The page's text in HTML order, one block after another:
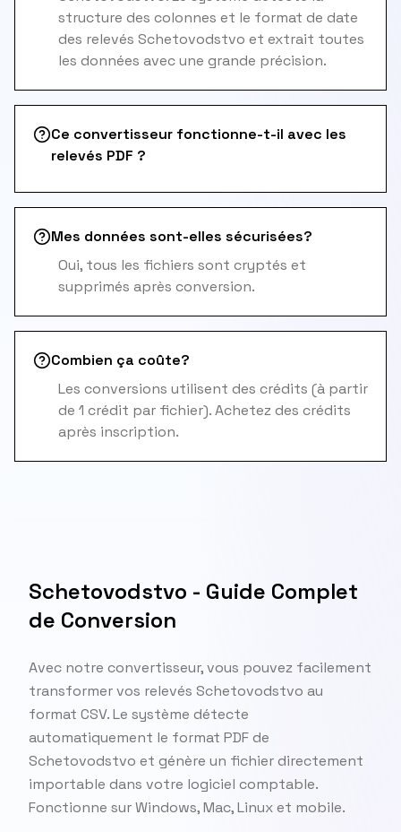
structure des colonnes et le format de date
des relevés Schetovodstvo et extrait toutes
les données avec une grande précision.
Ce convertisseur fonctionne-t-il avec les
relevés PDF ?
Mes données sont-elles sécurisées?
Oui, tous les fichiers sont cryptés et
supprimés après conversion.
Combien ça coûte?
Les conversions utilisent des crédits (à partir
de 1 crédit par fichier). Achetez des crédits
après inscription.
Schetovodstvo - Guide Complet
de Conversion
Avec notre convertisseur, vous pouvez facilement
transformer vos relevés Schetovodstvo au
format CSV. Le système détecte
automatiquement le format PDF de
Schetovodstvo et génère un fichier directement
importable dans votre logiciel comptable.
Fonctionne sur Windows, Mac, Linux et mobile.